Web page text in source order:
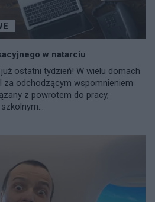
w natarciu
ostatni tydzień! W wielu domach
za odchodzącym wspomnieniem
z powrotem do pracy,